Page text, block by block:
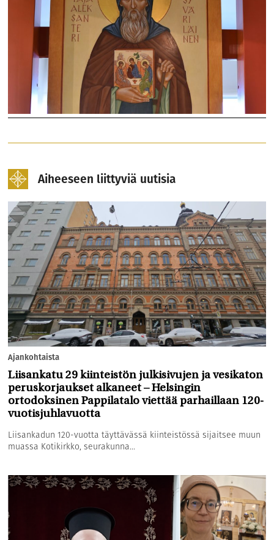
Aiheeseen liittyviä uutisia
Ajankohtaista
Liisankatu 29 kiinteistön julkisivujen ja vesikaton
peruskorjaukset alkaneet – Helsingin
ortodoksinen Pappilatalo viettää parhaillaan 120-
vuotisjuhlavuotta
Liisankadun 120-vuotta täyttävässä kiinteistössä sijaitsee muun
muassa Kotikirkko, seurakunna...